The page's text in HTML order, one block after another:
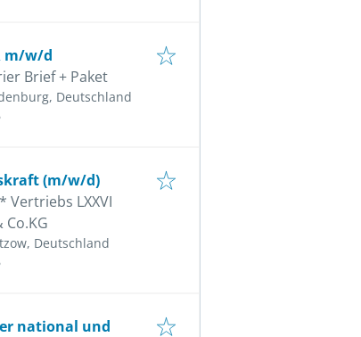
m/w/d
Brief + Paket
Deutschland
(m/w/d)
Vertriebs LXXVI
Co.KG
Deutschland
national und